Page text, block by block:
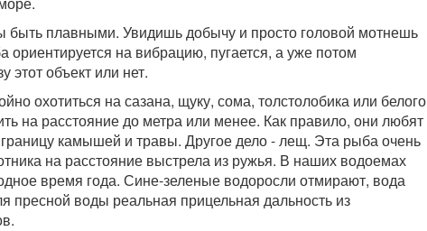
плавными. Увидишь добычу и просто головой мотнешь
на вибрацию, пугается, а уже потом
этот объект или нет.
охотиться на сазана, щуку, сома, толстолобика или белого
на расстояние до метра или менее. Как правило, они любят
камышей и травы. Другое дело - лещ. Эта рыба очень
на расстояние выстрела из ружья. В наших водоемах
время года. Сине-зеленые водоросли отмирают, вода
пресной воды реальная прицельная дальность из